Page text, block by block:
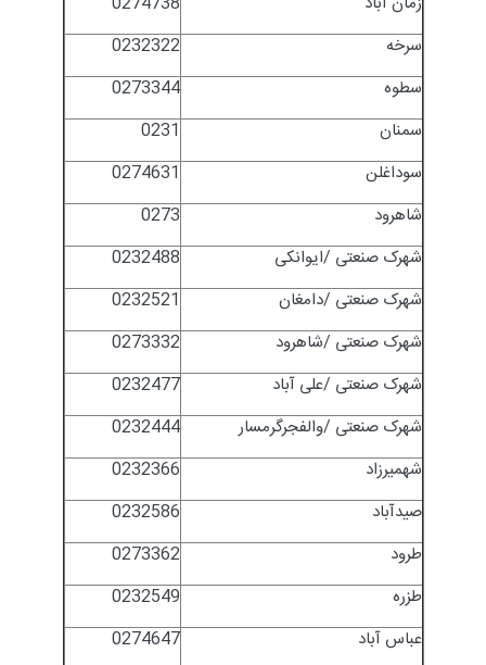
0232322
سرخه
0273344
سطوه
0231
سمنان
0274631
سوداغلن
0273
شاهرود
0232488
شهرک صنعتی /ایوانکی
0232521
شهرک صنعتی /دامغان
0273332
شهرک صنعتی /شاهرود
0232477
شهرک صنعتی /علی آباد
0232444
شهرک صنعتی /والفجرگرمسار
0232366
شهمیرزاد
0232586
صیدآباد
0273362
طرود
0232549
طزره
0274647
عباس آباد